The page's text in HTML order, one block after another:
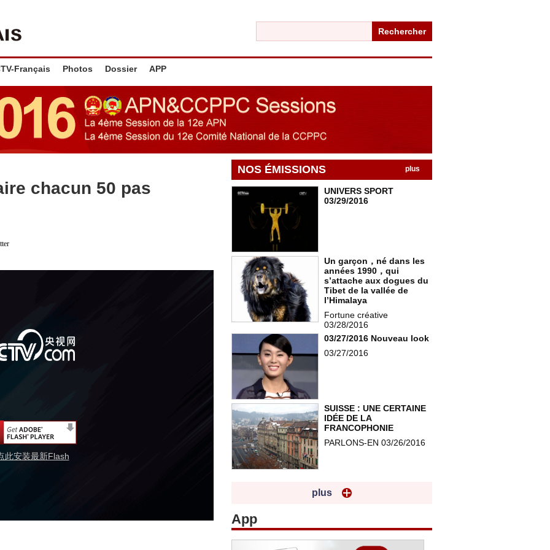
Rechercher
Français Photos Dossier APP
chacun 50 pas
此安装最新Flash
NOS ÉMISSIONS plus
UNIVERS SPORT
03/29/2016
Un garçon，né dans les
années 1990，qui
s’attache aux dogues du
Tibet de la vallée de
l’Himalaya
Fortune créative
03/28/2016
03/27/2016 Nouveau look
03/27/2016
SUISSE : UNE CERTAINE
IDÉE DE LA
FRANCOPHONIE
PARLONS-EN 03/26/2016
plus
App